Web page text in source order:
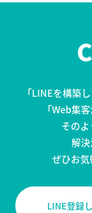
「LINEを構築
「Web集
その
解決
ぜひお気
LINE登録